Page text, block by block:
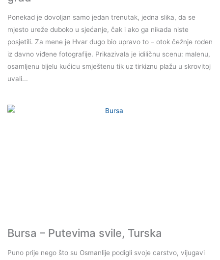
Ponekad je dovoljan samo jedan trenutak, jedna slika, da se
mjesto ureže duboko u sjećanje, čak i ako ga nikada niste
posjetili. Za mene je Hvar dugo bio upravo to – otok čežnje rođen
iz davno viđene fotografije. Prikazivala je idiličnu scenu: malenu,
osamljenu bijelu kućicu smještenu tik uz tirkiznu plažu u skrovitoj
uvali...
Bursa – Putevima svile, Turska
Puno prije nego što su Osmanlije podigli svoje carstvo, vijugavi